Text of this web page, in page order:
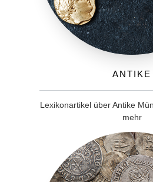
Antike
Lexikonartikel über Antike
mehr